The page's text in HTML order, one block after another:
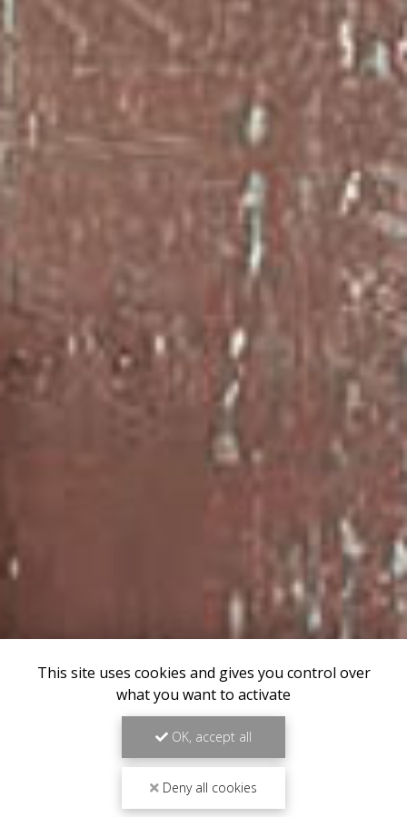
This site uses cookies and gives you control over
what you want to activate
OK, accept all
Deny all cookies